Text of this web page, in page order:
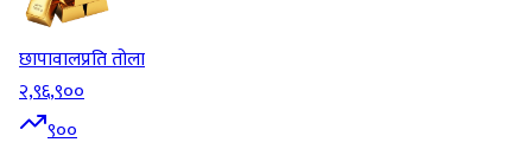
छापावालप्रति तोला
२,९६,९००
९००